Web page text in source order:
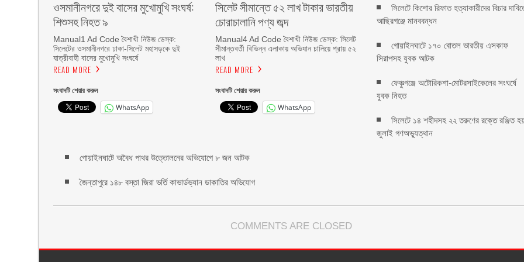
ওসমানীনগরে দুই বাসের মুখোমুখি সংঘর্ষ:
শিশুসহ নিহত ৯
Manual1 Ad Code বৈশাখী নিউজ ডেস্ক:
সিলেটের ওসমানীনগরে ঢাকা-সিলেট মহাসড়কে দুই
যাত্রীবাহী বাসের মুখোমুখি সংঘর্ষে
READ MORE
সংবাদটি শেয়ার করুন
WhatsApp
সিলেট সীমান্তে ৫২ লাখ টাকার ভারতীয়
চোরাচালানি পণ্য জব্দ
Manual4 Ad Code বৈশাখী নিউজ ডেস্ক: সিলেট
সীমান্তবর্তী বিভিন্ন এলাকায় অভিযান চালিয়ে প্রায় ৫২
লাখ
READ MORE
সংবাদটি শেয়ার করুন
WhatsApp
সিলেটে কিশোর রিফাত হত্যাকারীদের বিচার
আছিরগঞ্জে মানববন্ধন
গোয়াইনঘাটে ১৭০ বোতল ভারতীয় এসকাফ
সিরাপসহ যুবক আটক
ফেঞ্চুগঞ্জে অটোরিকশা-মোটরসাইকেলের সংঘর্ষে
যুবক নিহত
সিলেটে ১৪ শহীদসহ ২২ তরুণের রক্তে রঞ্জিত
জুলাই গণঅভ্যুত্থান
গোয়াইনঘাটে অবৈধ পাথর উত্তোলনের অভিযোগে ৮ জন আটক
জৈন্তাপুরে ১৪৮ বস্তা জিরা ভর্তি কাভার্ডভ্যান ডাকাতির অভিযোগ
COMMENTS ARE CLOSED